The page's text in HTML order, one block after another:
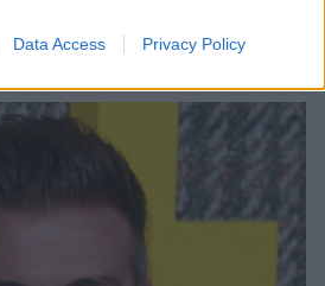
Data Access Privacy Policy
άνοια